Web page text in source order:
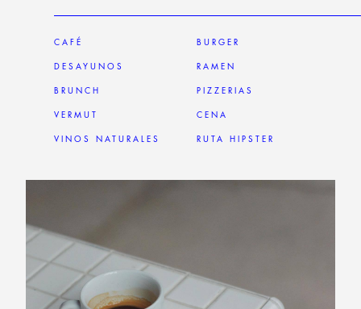
CAFÉ
DESAYUNOS
BRUNCH
VERMUT
VINOS NATURALES
BURGER
RAMEN
PIZZERIAS
CENA
RUTA HIPSTER